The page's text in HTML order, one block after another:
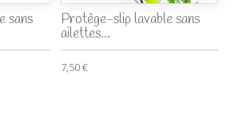
sans Protège-slip lavable sans
ailettes...
7,50 €